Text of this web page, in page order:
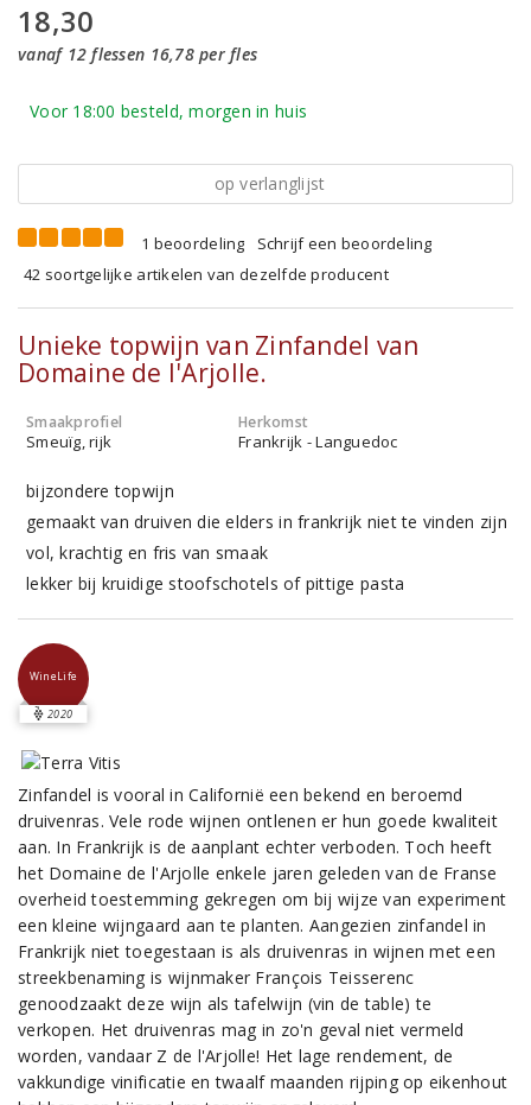
18,30
vanaf 12 flessen 16,78 per fles
Voor 18:00 besteld, morgen in huis
op verlanglijst
1 beoordeling
Schrijf een beoordeling
42 soortgelijke artikelen van dezelfde producent
Unieke topwijn van Zinfandel van
Domaine de l'Arjolle.
Smaakprofiel
Smeuïg, rijk
Herkomst
Frankrijk - Languedoc
bijzondere topwijn
gemaakt van druiven die elders in frankrijk niet te vinden zijn
vol, krachtig en fris van smaak
lekker bij kruidige stoofschotels of pittige pasta
WineLife
2020
Zinfandel is vooral in Californië een bekend en beroemd
druivenras. Vele rode wijnen ontlenen er hun goede kwaliteit
aan. In Frankrijk is de aanplant echter verboden. Toch heeft
het Domaine de l'Arjolle enkele jaren geleden van de Franse
overheid toestemming gekregen om bij wijze van experiment
een kleine wijngaard aan te planten. Aangezien zinfandel in
Frankrijk niet toegestaan is als druivenras in wijnen met een
streekbenaming is wijnmaker François Teisserenc
genoodzaakt deze wijn als tafelwijn (vin de table) te
verkopen. Het druivenras mag in zo'n geval niet vermeld
worden, vandaar Z de l'Arjolle! Het lage rendement, de
vakkundige vinificatie en twaalf maanden rijping op eikenhout